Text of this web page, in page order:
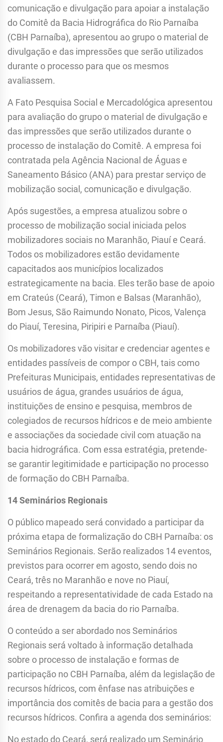
comunicação e divulgação para apoiar a instalação
do Comitê da Bacia Hidrográfica do Rio Parnaíba
(CBH Parnaíba), apresentou ao grupo o material de
divulgação e das impressões que serão utilizados
durante o processo para que os mesmos
avaliassem.
A Fato Pesquisa Social e Mercadológica apresentou
para avaliação do grupo o material de divulgação e
das impressões que serão utilizados durante o
processo de instalação do Comitê. A empresa foi
contratada pela Agência Nacional de Águas e
Saneamento Básico (ANA) para prestar serviço de
mobilização social, comunicação e divulgação.
Após sugestões, a empresa atualizou sobre o
processo de mobilização social iniciada pelos
mobilizadores sociais no Maranhão, Piauí e Ceará.
Todos os mobilizadores estão devidamente
capacitados aos municípios localizados
estrategicamente na bacia. Eles terão base de apoio
em Crateús (Ceará), Timon e Balsas (Maranhão),
Bom Jesus, São Raimundo Nonato, Picos, Valença
do Piauí, Teresina, Piripiri e Parnaíba (Piauí).
Os mobilizadores vão visitar e credenciar agentes e
entidades passíveis de compor o CBH, tais como
Prefeituras Municipais, entidades representativas de
usuários de água, grandes usuários de água,
instituições de ensino e pesquisa, membros de
colegiados de recursos hídricos e de meio ambiente
e associações da sociedade civil com atuação na
bacia hidrográfica. Com essa estratégia, pretende-
se garantir legitimidade e participação no processo
de formação do CBH Parnaíba.
14 Seminários Regionais
O público mapeado será convidado a participar da
próxima etapa de formalização do CBH Parnaíba: os
Seminários Regionais. Serão realizados 14 eventos,
previstos para ocorrer em agosto, sendo dois no
Ceará, três no Maranhão e nove no Piauí,
respeitando a representatividade de cada Estado na
área de drenagem da bacia do rio Parnaíba.
O conteúdo a ser abordado nos Seminários
Regionais será voltado à informação detalhada
sobre o processo de instalação e formas de
participação no CBH Parnaíba, além da legislação de
recursos hídricos, com ênfase nas atribuições e
importância dos comitês de bacia para a gestão dos
recursos hídricos. Confira a agenda dos seminários:
No estado do Ceará, será realizado um Seminário